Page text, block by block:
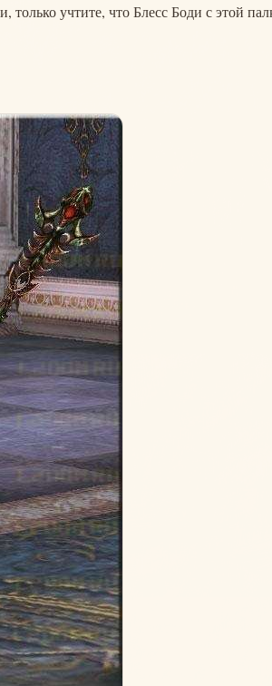
учтите, что Блесс Боди с этой